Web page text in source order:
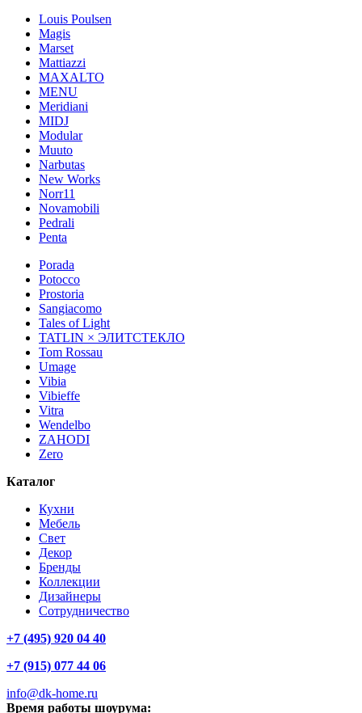
Louis Poulsen
Magis
Marset
Mattiazzi
MAXALTO
MENU
Meridiani
MIDJ
Modular
Muuto
Narbutas
New Works
Norr11
Novamobili
Pedrali
Penta
Porada
Potocco
Prostoria
Sangiacomo
Tales of Light
TATLIN × ЭЛИТСТЕКЛО
Tom Rossau
Umage
Vibia
Vibieffe
Vitra
Wendelbo
ZAHODI
Zero
Каталог
Кухни
Мебель
Свет
Декор
Бренды
Коллекции
Дизайнеры
Сотрудничество
+7 (495) 920 04 40
+7 (915) 077 44 06
info@dk-home.ru
Время работы шоурума: